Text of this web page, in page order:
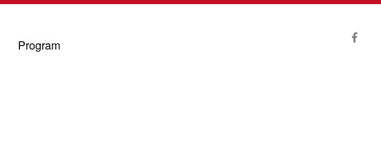
Program